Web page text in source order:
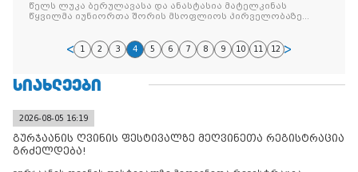
წელს ლუკა ბერულავასა და ანასტასია მატელკინას
წყვილმა იუნიორთა შორის მსოფლიოს პირველობაზე
1 2 3 4 5 6 7 8 9 10 11 12
ᲡᲘᲐᲮᲚᲔᲔᲑᲘ
2026-08-05 16:19
გურჯაანის ღვინის ფესტივალზე მეღვინეთა რეგისტრაცია
გრძელდება!